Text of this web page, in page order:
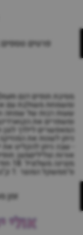
פרטים
ומשמחת משולבת עם
שעות רבות של שמחה
ומשפרים את
המאפשרים לילדך
ניתן לשנות את
- שבה ניתן להקליט
אורות וצליליםמצב
ס"ממשקל המוצר :1 ק"גאחריות : שנה - בכפוף לתקנון
זמן משלוח
אולי